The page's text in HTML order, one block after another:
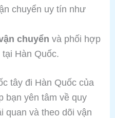
chuyển uy tín như
chuyển và phối hợp
Hàn Quốc.
tây đi Hàn Quốc của
bạn yên tâm về quy
quan và theo dõi vận